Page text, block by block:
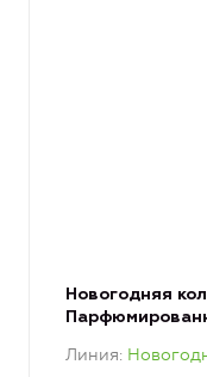
Новогодняя
Линия